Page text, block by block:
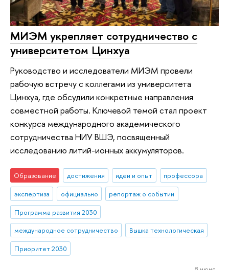
МИЭМ укрепляет сотрудничество с
университетом Цинхуа
Руководство и исследователи МИЭМ провели
рабочую встречу с коллегами из университета
Цинхуа, где обсудили конкретные направления
совместной работы. Ключевой темой стал проект
конкурса международного академического
сотрудничества НИУ ВШЭ, посвященный
исследованию литий-ионных аккумуляторов.
Образование достижения идеи и опыт
профессора
экспертиза
официально
репортаж о событии
Программа развития 2030
международное сотрудничество
Вышка технологическая
Приоритет 2030